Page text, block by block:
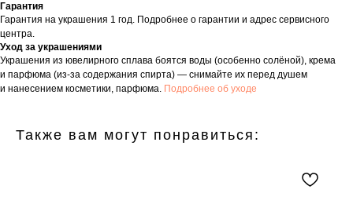
Гарантия
Гарантия на украшения 1 год. Подробнее о гарантии и адрес сервисного
центра.
Уход за украшениями
Украшения из ювелирного сплава боятся воды (особенно солёной), крема
и парфюма (из-за содержания спирта) — снимайте их перед душем
и нанесением косметики, парфюма. Подробнее об уходе
Также вам могут понравиться: